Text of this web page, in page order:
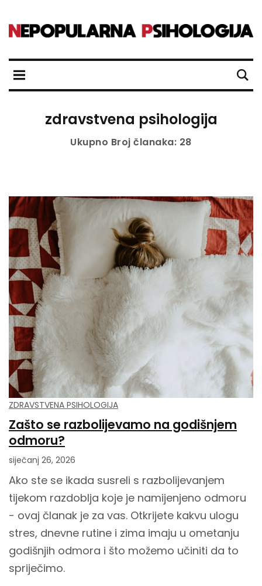
zdravstvena psihologija
Ukupno Broj članaka: 28
ZDRAVSTVENA PSIHOLOGIJA
Zašto se razbolijevamo na godišnjem
odmoru?
siječanj 26, 2026
Ako ste se ikada susreli s razbolijevanjem
tijekom razdoblja koje je namijenjeno odmoru
- ovaj članak je za vas. Otkrijete kakvu ulogu
stres, dnevne rutine i zima imaju u ometanju
godišnjih odmora i što možemo učiniti da to
spriječimo.